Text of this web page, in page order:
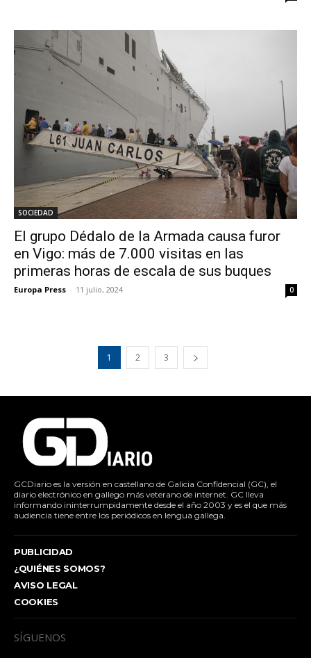
SOCIEDAD
El grupo Dédalo de la Armada causa furor
en Vigo: más de 7.000 visitas en las
primeras horas de escala de sus buques
Europa Press - 11 julio, 2024 0
1 2 3
GCDiario es la versión en castellano de Galicia Confidencial (GC), el
diario electrónico en gallego más veterano de internet. GC lleva
informando ininterrumpidamente desde el año 2003 y es el que más
audiencia tiene entre los periódicos en lengua gallega.
PUBLICIDAD
¿QUIÉNES SOMOS?
AVISO LEGAL
COOKIES
SÍGUENOS